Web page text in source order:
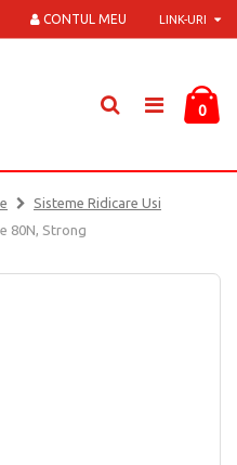
LINK-URI
CONTUL MEU
0
Sisteme Ridicare Usi
80N, Strong